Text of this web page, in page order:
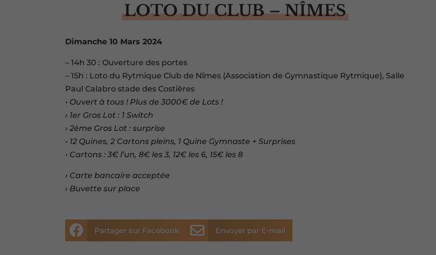
LOTO DU CLUB – NÎMES
Dimanche 10 Mars 2024
– 14h 30 : Ouverture des portes
– 15h : Loto du Rytmique Club de Nîmes (Association de Gymnastique Rytmique), Salle
Paul Calabro stade des Costières
• Ouvert à tous ! Plus de 3000€ de Lots !
› 1er Gros Lot : 1 Switch
› 2ème Gros Lot : surprise
• 12 Quines, 2 Cartons pleins, 1 Quine Gymnaste + Surprises
• Cartons : 3€ l’un, 8€ les 3, 12€ les 6, 15€ les 8
› Carte bancaire acceptée
› Buvette sur place
 Partager sur Facebook  Envoyer par E-mail